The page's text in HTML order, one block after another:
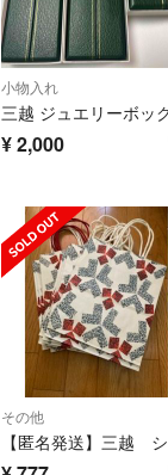
小物入れ
¥2,000
その他